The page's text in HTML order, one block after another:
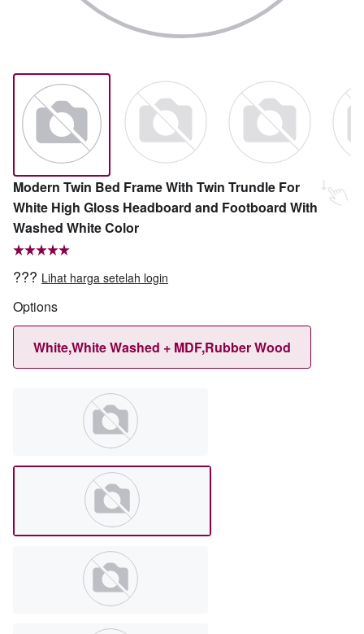
Modern Twin Bed Frame With Twin Trundle For
White High Gloss Headboard and Footboard With
Washed White Color
??? Lihat harga setelah login
Options
White,White Washed + MDF,Rubber Wood